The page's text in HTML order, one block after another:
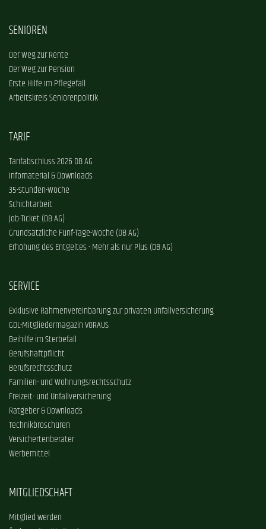
SENIOREN
Der Weg zur Rente
Der Weg zur Pension
Erste Hilfe im Pflegefall
Arbeitskreis Seniorenpolitik
TARIF
Tarifabschluss 2026 DB AG
Infomaterial & Downloads
35-Stunden-Woche
Schichtarbeit
Job-Ticket (DB AG)
Grundsätzliche Fünf-Tage-Woche (DB AG)
Erhöhung des Entgeltes - Mehr als nur Plus (DB AG)
SERVICE
Exklusive Rahmenvereinbarung zur privaten Unfallversicherung
GDL-Mitgliedermagazin VORAUS
Beihilfe im Sterbefall
Berufshaftpflicht
Berufsrechtsschutz
Familien- und Wohnungsrechtsschutz
Freizeit- und Unfallversicherung
Ratgeber & Downloads
Technikbroschüren
Versichertenberater
Werbemittel
MITGLIEDSCHAFT
Mitglied werden